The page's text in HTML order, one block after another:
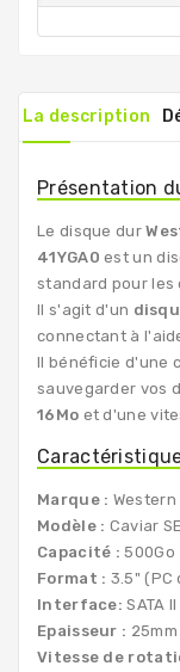
La description
Présentation
Le disque dur
41YGA0 est un
standard pour les
Il s'agit d'un
connectant à
Il bénéficie d'une
sauvegarder vos
16Mo et d'une
Marque : Western
Modèle : Caviar
Capacité : 500Go
Format : 3.5" (PC
Interface: SATA II
Epaisseur : 25mm
Vitesse de